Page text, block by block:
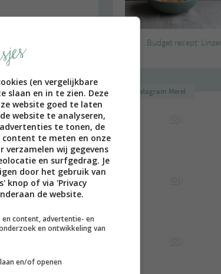
boeken op te
kommetje
Laat de
de pan en
in de
syrup
courgette
Budget recept:
Instagram Merel
(en vergelijkbare
slaan en in te zien. Deze
website goed te laten
website te analyseren,
te tonen, de
te meten en onze
verzamelen wij gegevens
en surfgedrag. Je
door het gebruik van
knop of via 'Privacy
de website.
content, advertentie- en
en ontwikkeling van
en/of openen